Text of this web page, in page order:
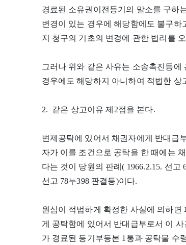
경료된 소유권이전등기의 말소를 구하
변경이 있는 경우에 해당함에도 불구
지 청구의 기초의 변경에 관한 법리를
그러나 위와 같은 사유는 소송촉진등
경우에도 해당하지 아니하여 적법한
2. 같은 상고이유 제2점을 본다.
변제공탁에 있어서 채권자에게 반대급
자가 이를 조건으로 공탁을 한 때에는
다는 것이 당원의 판례( 1966.2.15. 선고
선고 78누398 판결등)이다.
원심이 적법하게 확정한 사실에 의하면
게 공탁함에 있어서 반대급부로서 이
가 경료된 등기부등본 1통과 공탁물 수